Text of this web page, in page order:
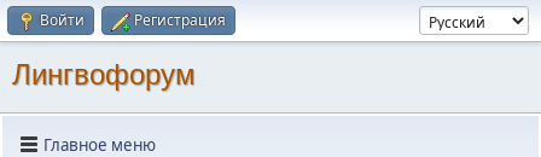
Войти Регистрация
Лингвофорум
Главное меню